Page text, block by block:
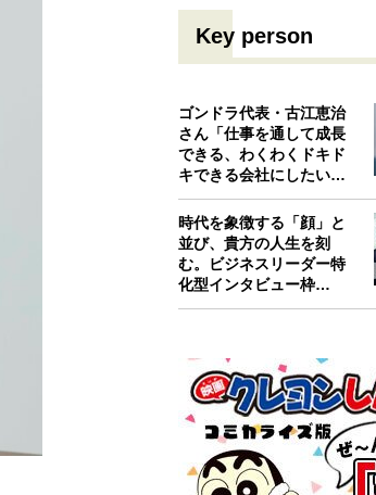
Key person
ゴンドラ代表・古江恵治
さん「仕事を通して成長
できる、わくわくドキド
キできる会社にしたいと
考えたんで…
時代を象徴する「顔」と
並び、貴方の人生を刻
む。ビジネスリーダー特
化型インタビュー枠
『Key person』始…